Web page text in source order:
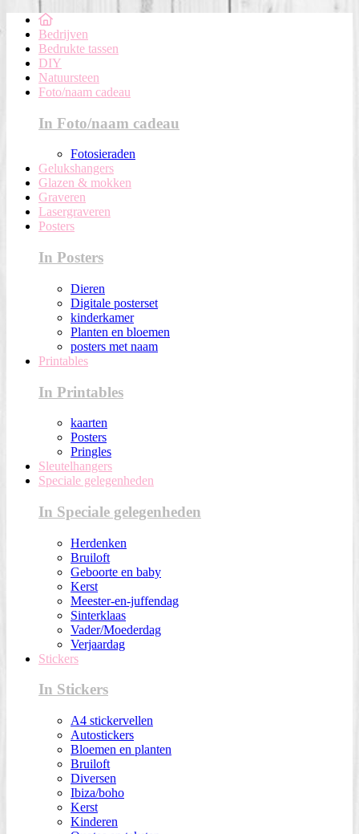
Bedrijven
Bedrukte tassen
DIY
Natuursteen
Foto/naam cadeau
In Foto/naam cadeau
Fotosieraden
Gelukshangers
Glazen & mokken
Graveren
Lasergraveren
Posters
In Posters
Dieren
Digitale posterset
kinderkamer
Planten en bloemen
posters met naam
Printables
In Printables
kaarten
Posters
Pringles
Sleutelhangers
Speciale gelegenheden
In Speciale gelegenheden
Herdenken
Bruiloft
Geboorte en baby
Kerst
Meester-en-juffendag
Sinterklaas
Vader/Moederdag
Verjaardag
Stickers
In Stickers
A4 stickervellen
Autostickers
Bloemen en planten
Bruiloft
Diversen
Ibiza/boho
Kerst
Kinderen